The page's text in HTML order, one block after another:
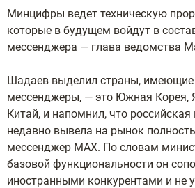
Минцифры ведет техническую
которые в будущем войдут в
мессенджера — глава ведомства
Шадаев выделил страны,
мессенджеры, — это Южная Корея,
Китай, и напомнил, что
недавно вывела на рынок
мессенджер MAX. По словам
базовой функциональности он
иностранными конкурентами и не